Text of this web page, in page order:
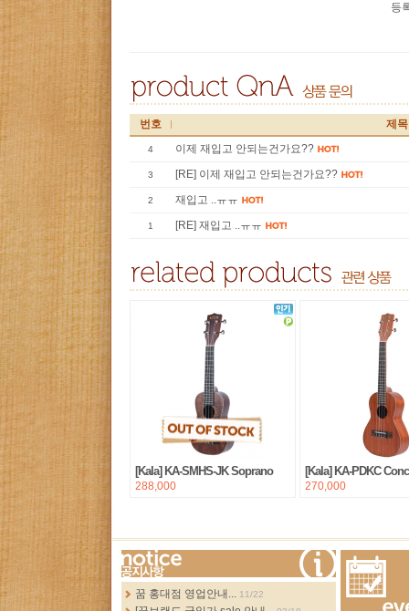
등
번호 제목
4 이제 재입고 안되는건가요??
3 [RE] 이제 재입고 안되는건가요??
2 재입고 ..ㅠㅠ
1 [RE] 재입고 ..ㅠㅠ
[Kala] KA-SMHS-JK Soprano
288,000
[Kala] KA-PDKC
270,000
more...
꿈 홍대점 영업안내... 11/22